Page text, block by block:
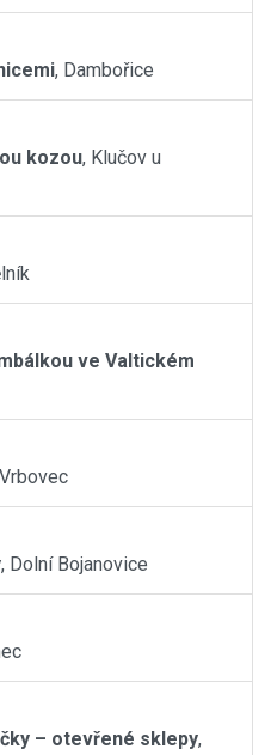
, Dambořice
kozou, Klučov u
ve Valtickém
, Dolní Bojanovice
– otevřené sklepy,